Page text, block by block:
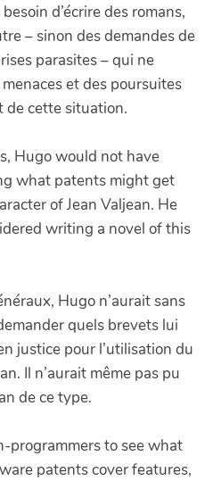
d’écrire des romans,
– sinon des demandes de
parasites – qui ne
et des poursuites
de cette situation.
Hugo would not have
what patents might get
of Jean Valjean. He
writing a novel of this
Hugo n’aurait sans
quels brevets lui
justice pour l’utilisation du
Il n’aurait même pas pu
de ce type.
programmers to see what
patents cover features,